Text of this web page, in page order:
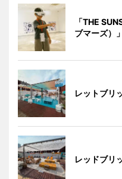
「THE
ブマーズ）
レットブリ
レッドブリ